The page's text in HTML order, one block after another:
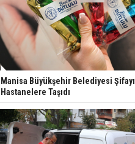
Manisa Büyükşehir Belediyesi Şifayı
Hastanelere Taşıdı